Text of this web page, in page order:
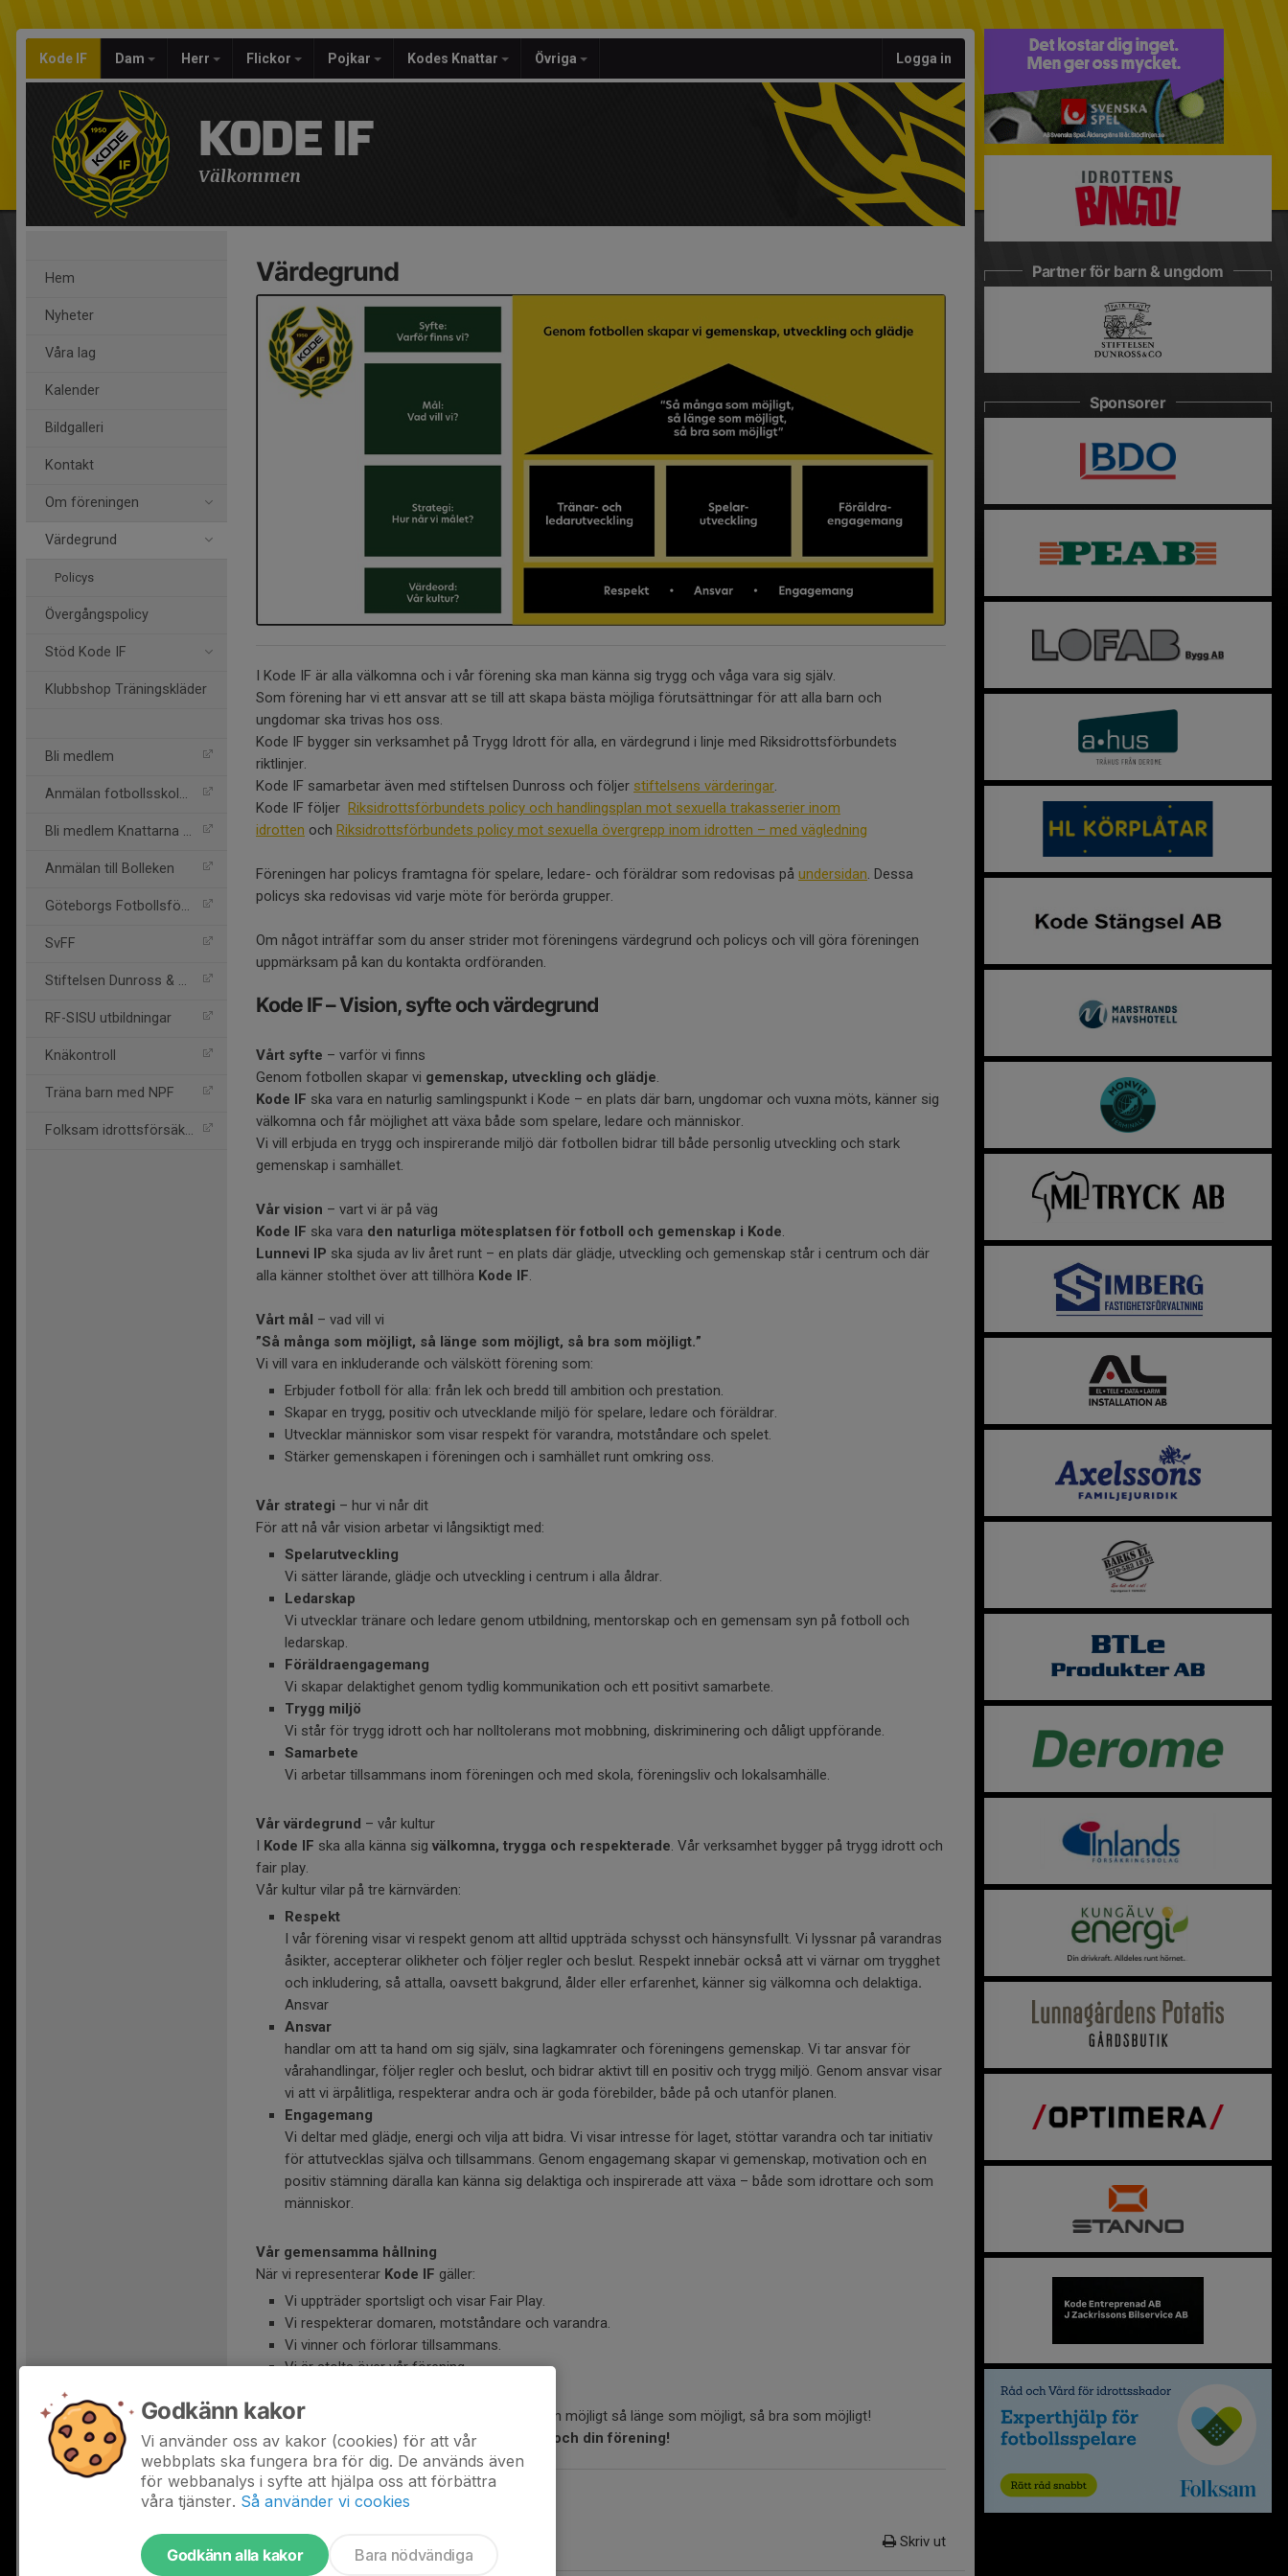
Kode IF Dam Herr Flickor Pojkar Kodes Knattar Övriga Logga in
KODE IF
Välkommen
Hem
Nyheter
Våra lag
Kalender
Bildgalleri
Kontakt
Om föreningen
Värdegrund
Policys
Övergångspolicy
Stöd Kode IF
Klubbshop Träningskläder
Bli medlem
Anmälan fotbollsskolan-26
Bli medlem Knattarna 2026
Anmälan till Bolleken
Göteborgs Fotbollsförbund
SvFF
Stiftelsen Dunross & Co
RF-SISU utbildningar
Knäkontroll
Träna barn med NPF
Folksam idrottsförsäkring
Värdegrund
I Kode IF är alla välkomna och i vår förening ska man känna sig trygg och våga vara sig själv.
Som förening har vi ett ansvar att se till att skapa bästa möjliga förutsättningar för att alla barn och
ungdomar ska trivas hos oss.
Kode IF bygger sin verksamhet på Trygg Idrott för alla, en värdegrund i linje med Riksidrottsförbundets
riktlinjer.
Kode IF samarbetar även med stiftelsen Dunross och följer stiftelsens värderingar.
Kode IF följer Riksidrottsförbundets policy och handlingsplan mot sexuella trakasserier inom
idrotten och Riksidrottsförbundets policy mot sexuella övergrepp inom idrotten – med vägledning
Föreningen har policys framtagna för spelare, ledare- och föräldrar som redovisas på undersidan. Dessa
policys ska redovisas vid varje möte för berörda grupper.
Om något inträffar som du anser strider mot föreningens värdegrund och policys och vill göra föreningen
uppmärksam på kan du kontakta ordföranden.
Kode IF – Vision, syfte och värdegrund
Vårt syfte – varför vi finns
Genom fotbollen skapar vi gemenskap, utveckling och glädje.
Kode IF ska vara en naturlig samlingspunkt i Kode – en plats där barn, ungdomar och vuxna möts, känner sig
välkomna och får möjlighet att växa både som spelare, ledare och människor.
Vi vill erbjuda en trygg och inspirerande miljö där fotbollen bidrar till både personlig utveckling och stark
gemenskap i samhället.
Vår vision – vart vi är på väg
Kode IF ska vara den naturliga mötesplatsen för fotboll och gemenskap i Kode.
Lunnevi IP ska sjuda av liv året runt – en plats där glädje, utveckling och gemenskap står i centrum och där
alla känner stolthet över att tillhöra Kode IF.
Vårt mål – vad vill vi
”Så många som möjligt, så länge som möjligt, så bra som möjligt.”
Vi vill vara en inkluderande och välskött förening som:
Erbjuder fotboll för alla: från lek och bredd till ambition och prestation.
Skapar en trygg, positiv och utvecklande miljö för spelare, ledare och föräldrar.
Utvecklar människor som visar respekt för varandra, motståndare och spelet.
Stärker gemenskapen i föreningen och i samhället runt omkring oss.
Vår strategi – hur vi når dit
För att nå vår vision arbetar vi långsiktigt med:
Spelarutveckling
Vi sätter lärande, glädje och utveckling i centrum i alla åldrar.
Ledarskap
Vi utvecklar tränare och ledare genom utbildning, mentorskap och en gemensam syn på fotboll och
ledarskap.
Föräldraengagemang
Vi skapar delaktighet genom tydlig kommunikation och ett positivt samarbete.
Trygg miljö
Vi står för trygg idrott och har nolltolerans mot mobbning, diskriminering och dåligt uppförande.
Samarbete
Vi arbetar tillsammans inom föreningen och med skola, föreningsliv och lokalsamhälle.
Vår värdegrund – vår kultur
Kode IF ska alla känna sig välkomna, trygga och respekterade. Vår verksamhet bygger på trygg idrott och
fair play.
Vår kultur vilar på tre kärnvärden:
Respekt
I vår förening visar vi respekt genom att alltid uppträda schysst och hänsynsfullt. Vi lyssnar på varandras
åsikter, accepterar olikheter och följer regler och beslut. Respekt innebär också att vi värnar om trygghet
och inkludering, så attalla, oavsett bakgrund, ålder eller erfarenhet, känner sig välkomna och delaktiga.
Ansvar
Ansvar
handlar om att ta hand om sig själv, sina lagkamrater och föreningens gemenskap. Vi tar ansvar för
vårahandlingar, följer regler och beslut, och bidrar aktivt till en positiv och trygg miljö. Genom ansvar visar
vi att vi ärpålitliga, respekterar andra och är goda förebilder, både på och utanför planen.
Engagemang
Vi deltar med glädje, energi och vilja att bidra. Vi visar intresse för laget, stöttar varandra och tar initiativ
för attutvecklas själva och tillsammans. Genom engagemang skapar vi gemenskap, motivation och en
positiv stämning däralla kan känna sig delaktiga och inspirerade att växa – både som idrottare och som
människor.
Vår gemensamma hållning
När vi representerar Kode IF gäller:
Vi uppträder sportsligt och visar Fair Play.
Vi respekterar domaren, motståndare och varandra.
Vi vinner och förlorar tillsammans.
Vi är stolta över vår förening.
Kode IF
är en förening för alla! – så många som möjligt så länge som möjligt, så bra som möjligt!
Alla gör så gott man kan – var stolt över dig och din förening!
Skriv ut
Partner för barn & ungdom
Sponsorer
Godkänn kakor
Vi använder oss av kakor (cookies) för att vår
webbplats ska fungera bra för dig. De används även
för webbanalys i syfte att hjälpa oss att förbättra
våra tjänster. Så använder vi cookies
Godkänn alla kakor Bara nödvändiga